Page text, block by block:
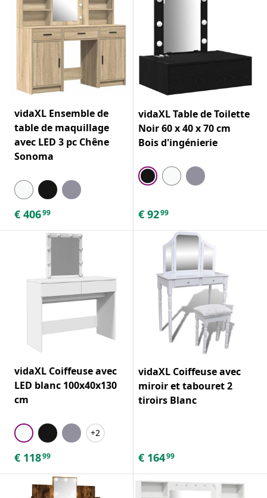
vidaXL Ensemble de
table de maquillage
avec LED 3 pc Chêne
Sonoma
€ 40699
vidaXL Table de Toilette
Noir 60 x 40 x 70 cm
Bois d'ingénierie
€ 9299
vidaXL Coiffeuse avec
LED blanc 100x40x130
cm
+2
€ 11899
vidaXL Coiffeuse avec
miroir et tabouret 2
tiroirs Blanc
€ 16499